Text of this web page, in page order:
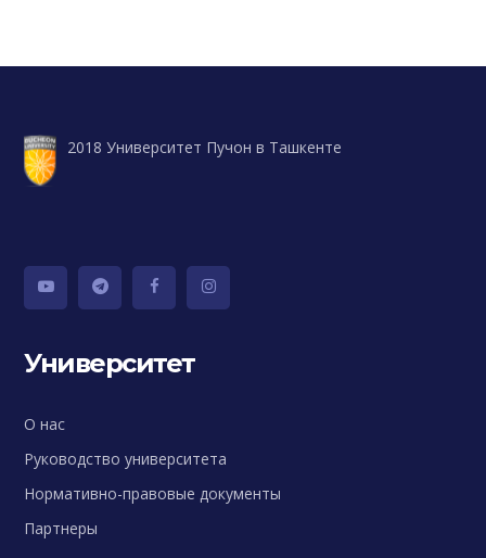
2018 Университет Пучон в Ташкенте
Университет
О нас
Руководство университета
Нормативно-правовые документы
Партнеры